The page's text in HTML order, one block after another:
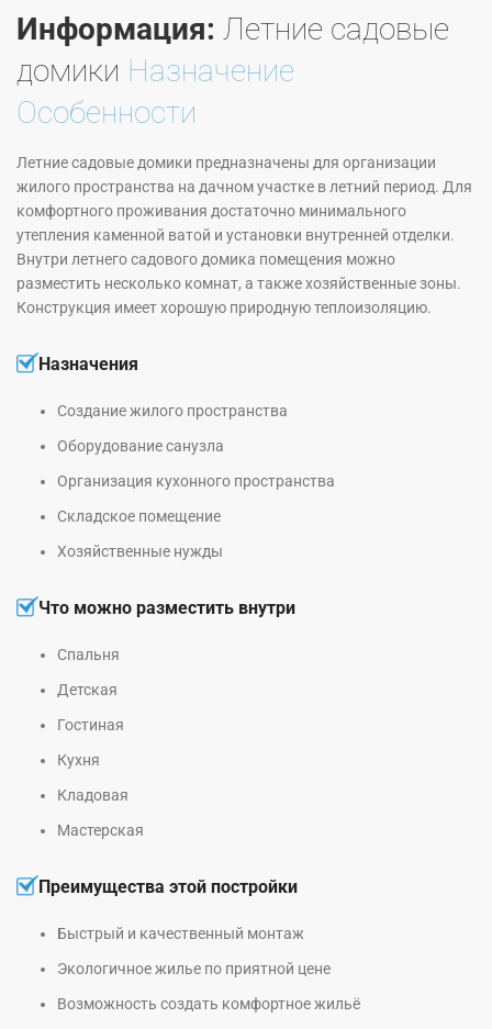
Информация: Летние садовые
домики Назначение
Особенности
Летние садовые домики предназначены для организации
жилого пространства на дачном участке в летний период. Для
комфортного проживания достаточно минимального
утепления каменной ватой и установки внутренней отделки.
Внутри летнего садового домика помещения можно
разместить несколько комнат, а также хозяйственные зоны.
Конструкция имеет хорошую природную теплоизоляцию.
Назначения
Создание жилого пространства
Оборудование санузла
Организация кухонного пространства
Складское помещение
Хозяйственные нужды
Что можно разместить внутри
Спальня
Детская
Гостиная
Кухня
Кладовая
Мастерская
Преимущества этой постройки
Быстрый и качественный монтаж
Экологичное жилье по приятной цене
Возможность создать комфортное жильё